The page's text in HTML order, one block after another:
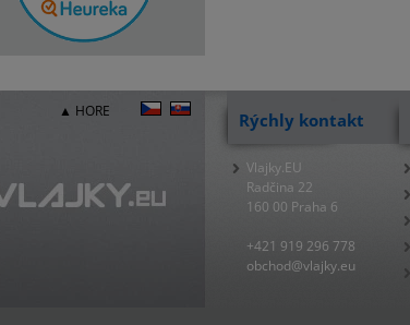
▲ HORE Rýchly kontakt
Vlajky.EU
Radčina 22
160 00 Praha 6
+421 919 296 778
obchod@vlajky.eu